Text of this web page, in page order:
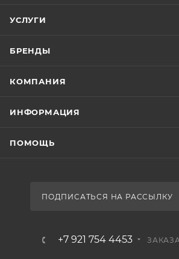
УСЛУГИ
БРЕНДЫ
КОМПАНИЯ
ИНФОРМАЦИЯ
ПОМОЩЬ
ПОДПИСАТЬСЯ НА РАССЫЛКУ
+7 921 754 4453